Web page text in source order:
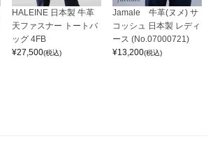
HALEINE 日本製 牛革
天ファスナー トートバ
ッグ 4FB
¥27,500(税込)
Jamale 牛革(ヌメ) サ
コッシュ 日本製 レディ
ース (No.07000721)
¥13,200(税込)